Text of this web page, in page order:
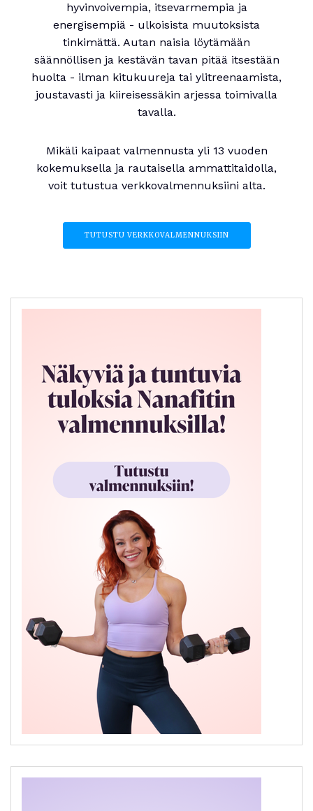
hyvinvoivempia, itsevarmempia ja
energisempiä - ulkoisista muutoksista
tinkimättä. Autan naisia löytämään
säännöllisen ja kestävän tavan pitää itsestään
huolta - ilman kitukuureja tai ylitreenaamista,
joustavasti ja kiireisessäkin arjessa toimivalla
tavalla.
Mikäli kaipaat valmennusta yli 13 vuoden
kokemuksella ja rautaisella ammattitaidolla,
voit tutustua verkkovalmennuksiini alta.
TUTUSTU VERKKOVALMENNUKSIIN